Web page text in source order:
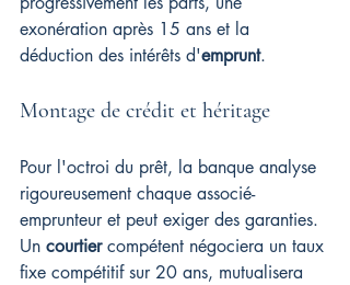
exonération après 15 ans et la
déduction des intérêts d'emprunt.
Montage de crédit et héritage
Pour l'octroi du prêt, la banque analyse
rigoureusement chaque associé-
emprunteur et peut exiger des garanties.
Un courtier compétent négociera un taux
fixe compétitif sur 20 ans, mutualisera